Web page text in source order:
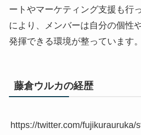
ートやマーケティング支援も行
により、メンバーは自分の個性
発揮できる環境が整っています。
藤倉ウルカの経歴
https://twitter.com/fujikurauruka/